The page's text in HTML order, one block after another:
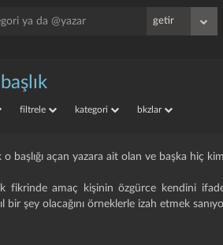
filtrele kategori bkzlar
o başlığı açan yazara ait olan ve başka hiç
fikrinde amaç kişinin özgürce kendini
bir şey olacağını örneklerle izah etmek